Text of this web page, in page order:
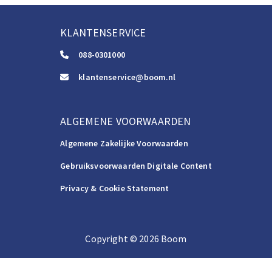
KLANTENSERVICE
088-0301000
klantenservice@boom.nl
ALGEMENE VOORWAARDEN
Algemene Zakelijke Voorwaarden
Gebruiksvoorwaarden Digitale Content
Privacy & Cookie Statement
Copyright©️ 2026 Boom